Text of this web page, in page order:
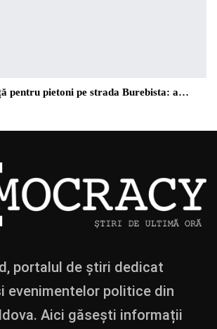
pentru pietoni pe strada Burebista: a…
portalul de știri dedicat
evenimentelor politice din
Aici găsești informații